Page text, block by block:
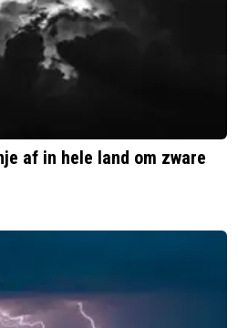
af in hele land om zware